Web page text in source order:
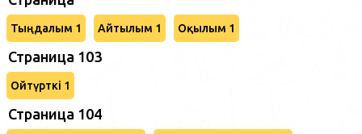
Тыңдалым 1 Айтылым 1 Оқылым 1
Страница 103
Ойтүрткі 1
Страница 104